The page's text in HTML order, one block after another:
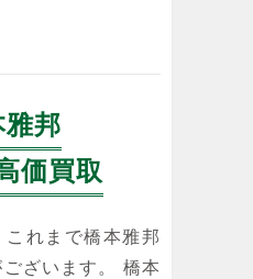
邦
価買取
れまで橋本雅邦
ざいます。 橋本